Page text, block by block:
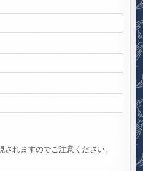
れますのでご注意ください。